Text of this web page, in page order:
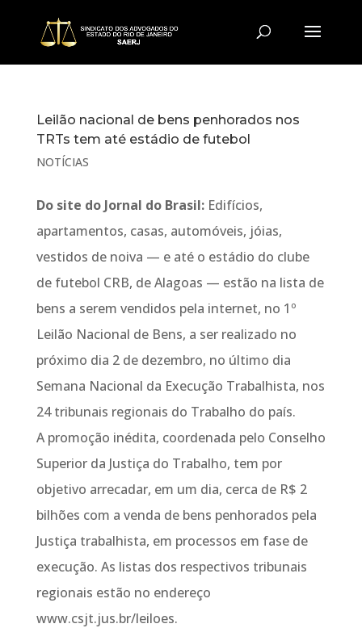
Leilão nacional de bens penhorados nos
TRTs tem até estádio de futebol
NOTÍCIAS
Do site do Jornal do Brasil:Edifícios,
apartamentos, casas, automóveis, jóias,
vestidos de noiva — e até o estádio do clube
de futebol CRB, de Alagoas — estão na lista de
bens a serem vendidos pela internet, no 1º
Leilão Nacional de Bens, a ser realizado no
próximo dia 2 de dezembro, no último dia
Semana Nacional da Execução Trabalhista, nos
24 tribunais regionais do Trabalho do país.
A promoção inédita, coordenada pelo Conselho
Superior da Justiça do Trabalho, tem por
objetivo arrecadar, em um dia, cerca de R$ 2
bilhões com a venda de bens penhorados pela
Justiça trabalhista, em processos em fase de
execução. As listas dos respectivos tribunais
regionais estão no endereço
www.csjt.jus.br/leiloes.